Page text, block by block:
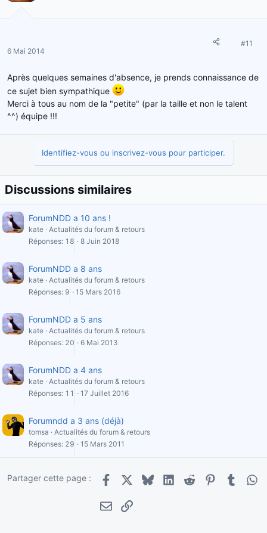
6 Mai 2014
#11
Après quelques semaines d'absence, je prends connaissance de
ce sujet bien sympathique
Merci à tous au nom de la "petite" (par la taille et non le talent
^^) équipe !!!
Identifiez-vous ou inscrivez-vous pour participer.
Discussions similaires
ForumNDD a 10 ans !
kate
Actualités du forum & retours
Réponses 18 8 Juin 2018
ForumNDD a 8 ans
kate
Actualités du forum & retours
Réponses 9 15 Mars 2016
ForumNDD a 5 ans
kate
Actualités du forum & retours
Réponses 20 6 Mai 2013
ForumNDD a 4 ans
kate
Actualités du forum & retours
Réponses 11 17 Juillet 2016
Forumndd a 3 ans (déjà)
tomsa
Actualités du forum & retours
Réponses 29 15 Mars 2011
Partager cette page :
Facebook
X BlueskyLinkedInRedditPinterestTumblr
E-mailLien